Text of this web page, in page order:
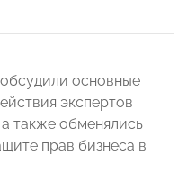
основные
экспертов
также обменялись
прав бизнеса в